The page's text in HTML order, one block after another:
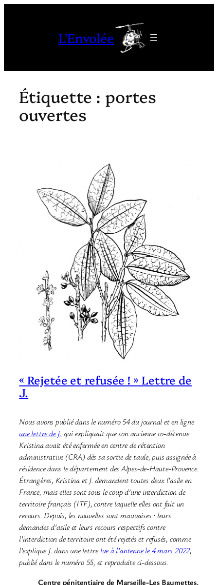
L'Envolée
Étiquette : portes
ouvertes
« Rejetée et refusée ! » Lettre de
J.
Nous avons publié dans le numéro 54 du journal et en ligne
une lettre de J. qui expliquait que son ancienne co-détenue
Kristina avait été enfermée en centre de rétention
administrative (CRA) dès sa sortie de taule, puis assignée à
résidence dans le département des Alpes-de-Haute-Provence.
Étrangères, Kristina et J. demandent toutes deux l’asile en
France, mais elles sont sous le coup d’une interdiction de
territoire français (ITF), contre laquelle elles ont fait un
recours. Depuis, les nouvelles sont mauvaises : leurs
demandes d’asile et leurs recours respectifs contre
l’interdiction de territoire ont été rejetés et refusés, comme
l’explique J. dans une lettrelue à l’antenne le 4 mars 2022,
publié dans le numéro 55, et reproduite ci-dessous.
Centre pénitentiaire de Marseille-Les Baumettes,